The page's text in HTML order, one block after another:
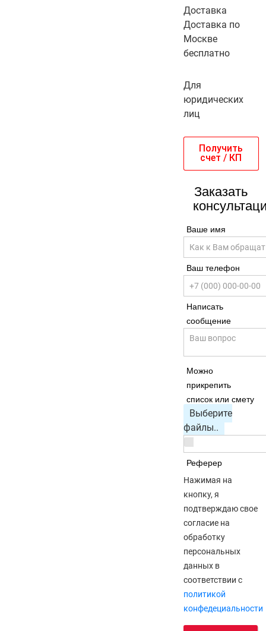
Доставка
Доставка по
Москве
бесплатно
Для
юридических
лиц
Получить
счет / КП
Заказать
Ваше имя
Ваш телефон
Написать
сообщение
Можно
прикрепить
список или смету
Выберите
файлы..
Реферер
Нажимая на
кнопку, я
подтверждаю свое
согласие на
обработку
персональных
данных в
соответствии с
политикой
конфедециальности